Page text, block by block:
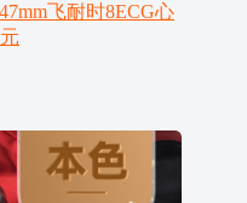
飞耐时8ECG心